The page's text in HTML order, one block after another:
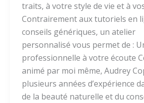
traits, à votre style de vie et à
Contrairement aux tutoriels en
conseils génériques, un atelier
personnalisé vous permet de :
professionnelle à votre écoute
animé par moi même, Audrey
plusieurs années d’expérience
de la beauté naturelle et du